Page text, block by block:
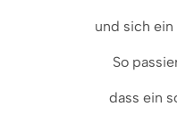
und sich
So
dass ein